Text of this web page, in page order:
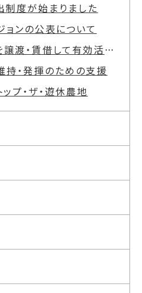
度が始まりました
ンの公表について
して有効活用を図りませんか！
・発揮のための支援
プ・ザ・遊休農地